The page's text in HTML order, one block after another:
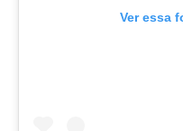
Ver essa